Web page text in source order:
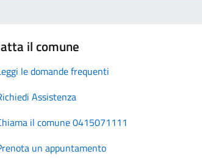
il comune
le domande frequenti
Assistenza
il comune 0415071111
un appuntamento